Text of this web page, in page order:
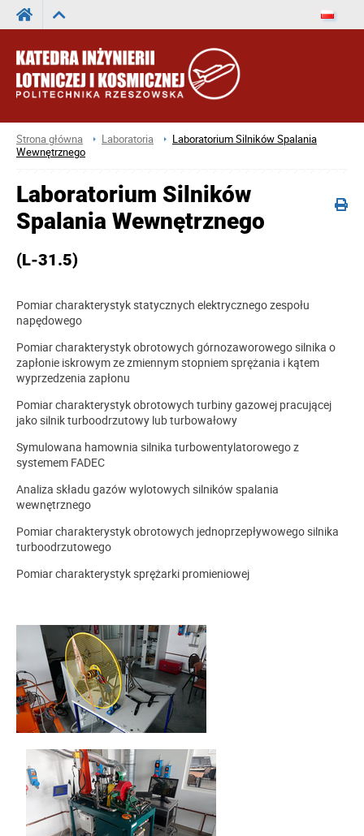
Strona główna Laboratoria
Laboratorium Silników Spalania
Wewnętrznego
Laboratorium Silników
Spalania Wewnętrznego
(L-31.5)
Pomiar charakterystyk statycznych elektrycznego zespołu
napędowego
Pomiar charakterystyk obrotowych górnozaworowego silnika o
zapłonie iskrowym ze zmiennym stopniem sprężania i kątem
wyprzedzenia zapłonu
Pomiar charakterystyk obrotowych turbiny gazowej pracującej
jako silnik turboodrzutowy lub turbowałowy
Symulowana hamownia silnika turbowentylatorowego z
systemem FADEC
Analiza składu gazów wylotowych silników spalania
wewnętrznego
Pomiar charakterystyk obrotowych jednoprzepływowego silnika
turboodrzutowego
Pomiar charakterystyk sprężarki promieniowej